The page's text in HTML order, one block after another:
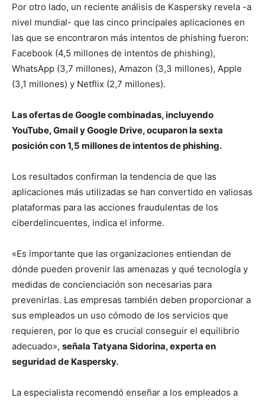
Por otro lado, un reciente análisis de Kaspersky revela -a
nivel mundial- que las cinco principales aplicaciones en
las que se encontraron más intentos de phishing fueron:
Facebook (4,5 millones de intentos de phishing),
WhatsApp (3,7 millones), Amazon (3,3 millones), Apple
(3,1 millones) y Netflix (2,7 millones).
Las ofertas de Google combinadas, incluyendo
YouTube, Gmail y Google Drive, ocuparon la sexta
posición con 1,5 millones de intentos de phishing.
Los resultados confirman la tendencia de que las
aplicaciones más utilizadas se han convertido en valiosas
plataformas para las acciones fraudulentas de los
ciberdelincuentes, indica el informe.
«Es importante que las organizaciones entiendan de
dónde pueden provenir las amenazas y qué tecnología y
medidas de concienciación son necesarias para
prevenirlas. Las empresas también deben proporcionar a
sus empleados un uso cómodo de los servicios que
requieren, por lo que es crucial conseguir el equilibrio
adecuado», señala Tatyana Sidorina, experta en
seguridad de Kaspersky.
La especialista recomendó enseñar a los empleados a